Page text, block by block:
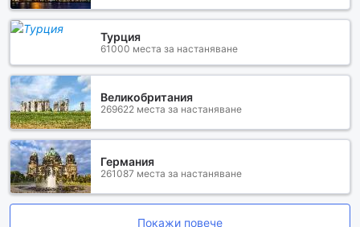
Турция
61000 места за настаняване
Великобритания
269622 места за настаняване
Германия
261087 места за настаняване
Покажи повече